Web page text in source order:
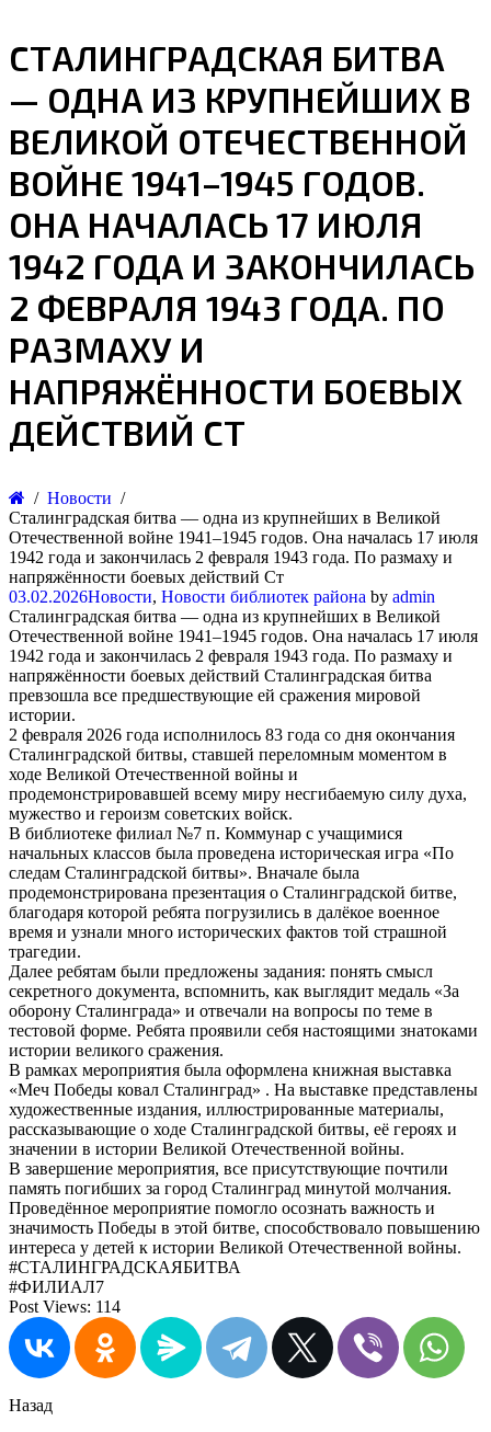
СТАЛИНГРАДСКАЯ БИТВА
— ОДНА ИЗ КРУПНЕЙШИХ В
ВЕЛИКОЙ ОТЕЧЕСТВЕННОЙ
ВОЙНЕ 1941–1945 ГОДОВ.
ОНА НАЧАЛАСЬ 17 ИЮЛЯ
1942 ГОДА И ЗАКОНЧИЛАСЬ
2 ФЕВРАЛЯ 1943 ГОДА. ПО
РАЗМАХУ И
НАПРЯЖЁННОСТИ БОЕВЫХ
ДЕЙСТВИЙ СТ
Новости
Сталинградская битва — одна из крупнейших в Великой
Отечественной войне 1941–1945 годов. Она началась 17 июля
1942 года и закончилась 2 февраля 1943 года. По размаху и
напряжённости боевых действий Ст
03.02.2026Новости, Новости библиотек района by admin
Сталинградская битва — одна из крупнейших в Великой
Отечественной войне 1941–1945 годов. Она началась 17 июля
1942 года и закончилась 2 февраля 1943 года. По размаху и
напряжённости боевых действий Сталинградская битва
превзошла все предшествующие ей сражения мировой
истории.
2 февраля 2026 года исполнилось 83 года со дня окончания
Сталинградской битвы, ставшей переломным моментом в
ходе Великой Отечественной войны и
продемонстрировавшей всему миру несгибаемую силу духа,
мужество и героизм советских войск.
В библиотеке филиал №7 п. Коммунар с учащимися
начальных классов была проведена историческая игра «По
следам Сталинградской битвы». Вначале была
продемонстрирована презентация о Сталинградской битве,
благодаря которой ребята погрузились в далёкое военное
время и узнали много исторических фактов той страшной
трагедии.
Далее ребятам были предложены задания: понять смысл
секретного документа, вспомнить, как выглядит медаль «За
оборону Сталинграда» и отвечали на вопросы по теме в
тестовой форме. Ребята проявили себя настоящими знатоками
истории великого сражения.
В рамках мероприятия была оформлена книжная выставка
«Меч Победы ковал Сталинград» . На выставке представлены
художественные издания, иллюстрированные материалы,
рассказывающие о ходе Сталинградской битвы, её героях и
значении в истории Великой Отечественной войны.
В завершение мероприятия, все присутствующие почтили
память погибших за город Сталинград минутой молчания.
Проведённое мероприятие помогло осознать важность и
значимость Победы в этой битве, способствовало повышению
интереса у детей к истории Великой Отечественной войны.
#СТАЛИНГРАДСКАЯБИТВА
#ФИЛИАЛ7
Post Views: 114
Назад